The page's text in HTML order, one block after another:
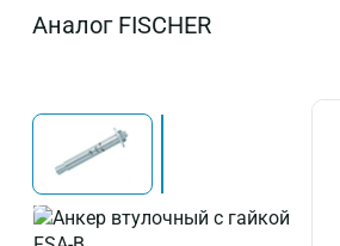
Аналог FISCHER